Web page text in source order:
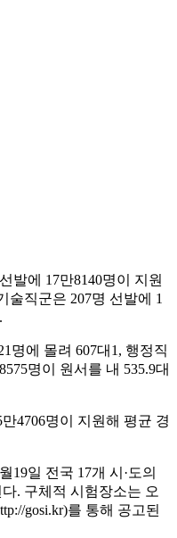
발에 17만8140명이 지원
술직군은 207명 선발에 1
명에 몰려 607대1, 행정직
명이 원서를 내 535.9대
4706명이 지원해 평균 경
19일 전국 17개 시·도의
. 구체적 시험장소는 오
gosi.kr)를 통해 공고된